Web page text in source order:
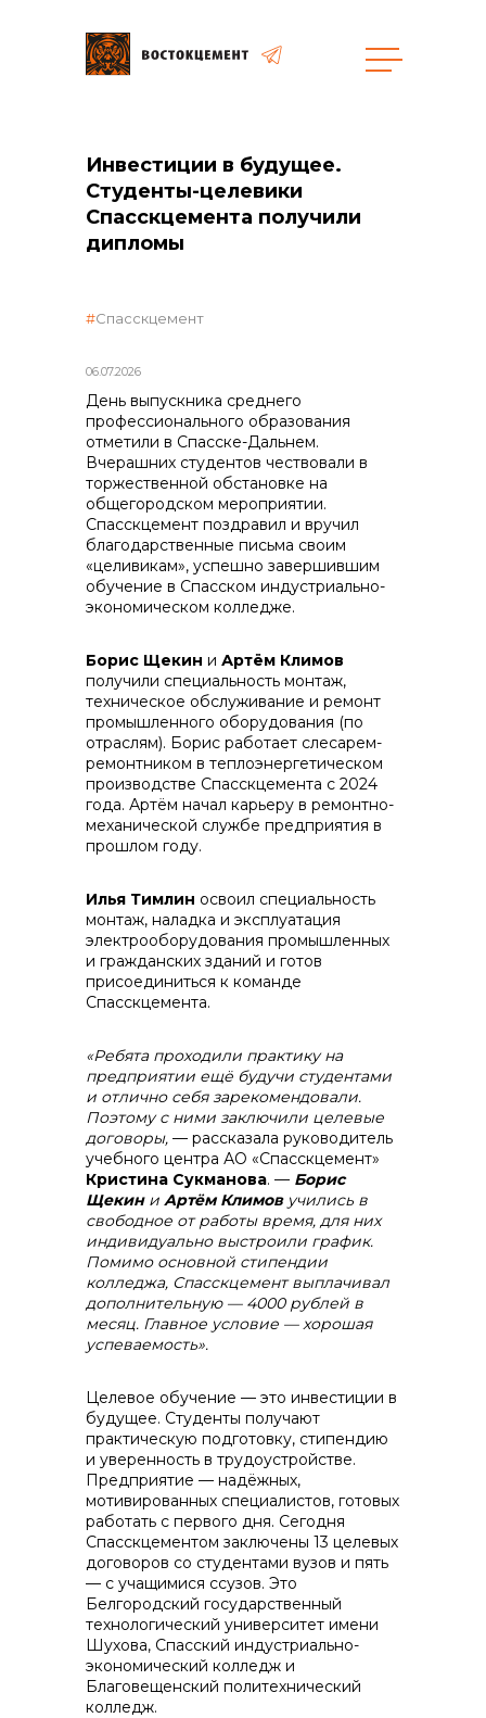
Закупки
общая информация
объявленные закупки
реализация неликвидов
контакты отдела закупок
Контакты
+7 (423) 234 50 50
info@vostokcement.ru
Инвестиции в будущее.
Студенты-целевики
Спасскцемента получили
дипломы
06.07.2026
Спасскцемент
День выпускника среднего
профессионального образования
отметили в Спасске-Дальнем.
Вчерашних студентов чествовали в
торжественной обстановке на
общегородском мероприятии.
Спасскцемент поздравил и вручил
благодарственные письма своим
«целивикам», успешно завершившим
обучение в Спасском индустриально-
экономическом колледже.
Борис Щекин и Артём Климов
получили специальность монтаж,
техническое обслуживание и ремонт
промышленного оборудования (по
отраслям). Борис работает слесарем-
ремонтником в теплоэнергетическом
производстве Спасскцемента с 2024
года. Артём начал карьеру в ремонтно-
механической службе предприятия в
прошлом году.
Илья Тимлин освоил специальность
монтаж, наладка и эксплуатация
электрооборудования промышленных
и гражданских зданий и готов
присоединиться к команде
Спасскцемента.
«Ребята проходили практику на
предприятии ещё будучи студентами
и отлично себя зарекомендовали.
Поэтому с ними заключили целевые
договоры, — рассказала руководитель
учебного центра АО «Спасскцемент»
Кристина Сукманова. — Борис
Щекини Артём Климовучились в
свободное от работы время, для них
индивидуально выстроили график.
Помимо основной стипендии
колледжа, Спасскцемент выплачивал
дополнительную — 4000 рублей в
месяц. Главное условие — хорошая
успеваемость».
Целевое обучение — это инвестиции в
будущее. Студенты получают
практическую подготовку, стипендию
и уверенность в трудоустройстве.
Предприятие — надёжных,
мотивированных специалистов, готовых
работать с первого дня. Сегодня
Спасскцементом заключены 13 целевых
договоров со студентами вузов и пять
— с учащимися ссузов. Это
Белгородский государственный
технологический университет имени
Шухова, Спасский индустриально-
экономический колледж и
Благовещенский политехнический
колледж.